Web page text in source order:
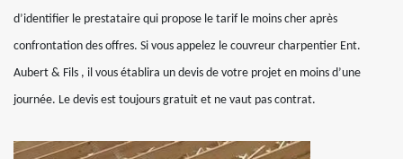
d’identifier le prestataire qui propose le tarif le moins cher après
confrontation des offres. Si vous appelez le couvreur charpentier Ent.
Aubert & Fils , il vous établira un devis de votre projet en moins d’une
journée. Le devis est toujours gratuit et ne vaut pas contrat.